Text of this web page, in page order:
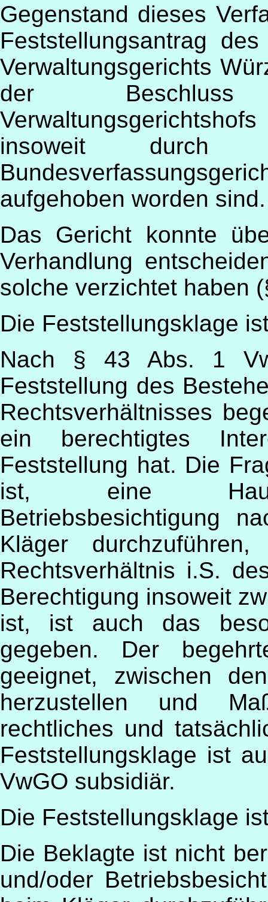
Gegenstand dieses
Feststellungsantrag
Verwaltungsgerichts
der
insoweit durch
aufgehoben worden sind.
Das Gericht konnte
Verhandlung
solche verzichtet haben
Die Feststellungsklage
Nach § 43 Abs. 1
Feststellung des
Rechtsverhältnisses
ein berechtigtes
Feststellung hat. Die
ist, eine
Betriebsbesichtigung
Kläger
Rechtsverhältnis i.S.
Berechtigung insoweit
ist, ist auch das
gegeben. Der
geeignet, zwischen
herzustellen und
rechtliches und
Feststellungsklage ist
VwGO subsidiär.
Die Feststellungsklage
Die Beklagte ist nicht
und/oder